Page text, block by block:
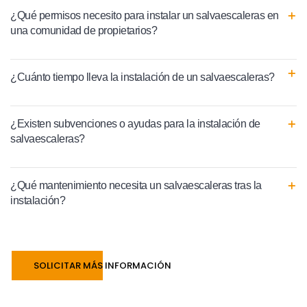
¿Qué permisos necesito para instalar un salvaescaleras en
una comunidad de propietarios?
¿Cuánto tiempo lleva la instalación de un salvaescaleras?
¿Existen subvenciones o ayudas para la instalación de
salvaescaleras?
¿Qué mantenimiento necesita un salvaescaleras tras la
instalación?
SOLICITAR MÁS INFORMACIÓN